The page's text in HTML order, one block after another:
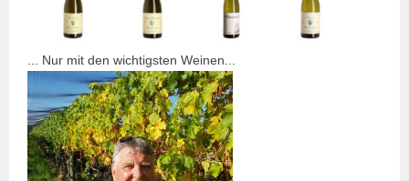
... Nur mit den wichtigsten Weinen...